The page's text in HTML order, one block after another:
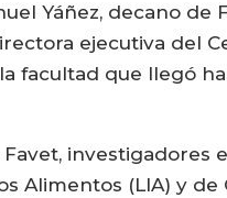
Yáñez, decano
ejecutiva del
facultad que llegó
investigadores
Alimentos (LIA) y